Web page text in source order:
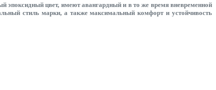
эпоксидный цвет, имеют авангардный и в то же время вневременной
стиль марки, а также максимальный комфорт и устойчивость